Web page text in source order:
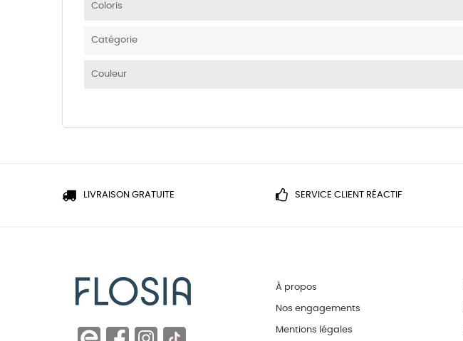
Coloris
Catégorie
Couleur
LIVRAISON GRATUITE SERVICE CLIENT RÉACTIF
À propos
Nos engagements
Mentions légales